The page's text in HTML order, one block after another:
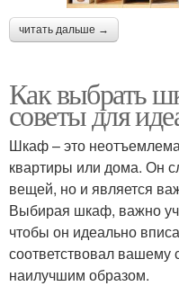
читать дальше →
Как выбрать
советы для
Шкаф – это
квартиры или дома. Он
вещей, но и является
Выбирая шкаф, важно
чтобы он идеально
соответствовал
наилучшим образом.